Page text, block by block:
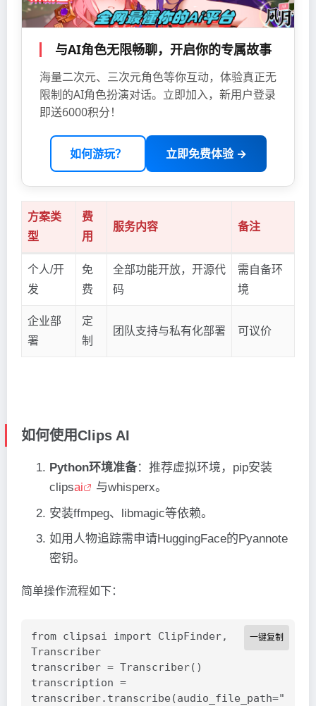
与AI角色无限畅聊，开启你的专属故事
海量二次元、三次元角色等你互动，体验真正无
限制的AI角色扮演对话。立即加入，新用户登录
即送6000积分！
如何游玩？ 立即免费体验 →
方案类
型
费
用
服务内容 备注
个人/开
发
免
费
全部功能开放，开源代
码
需自备环
境
企业部
署
定
制
团队支持与私有化部署 可议价
如何使用Clips AI
Python环境准备：推荐虚拟环境，pip安装
clipsai
与whisperx。
安装ffmpeg、libmagic等依赖。
如用人物追踪需申请HuggingFace的Pyannote
密钥。
简单操作流程如下：
一键复制
from clipsai import ClipFinder,
Transcriber
transcriber = Transcriber()
transcription =
transcriber.transcribe(audio_file_path="